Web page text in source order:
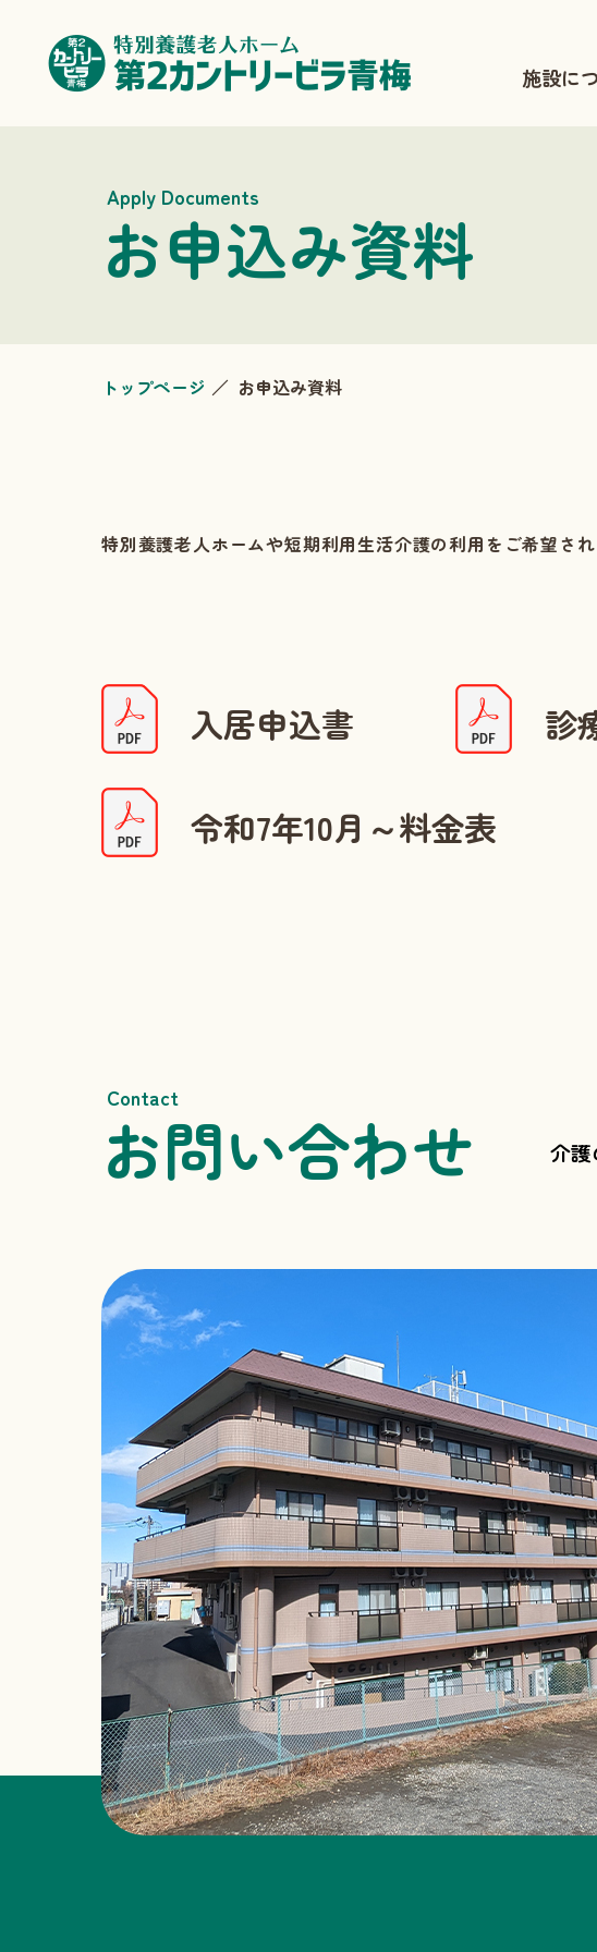
施設に
Apply Documents
お申込み資料
トップページ お申込み資料
特別養護老人ホームや短期利用生活介護の利用をご希望さ
入居申込書 診
令和7年10月～料金表
Contact
お問い合わせ 介護